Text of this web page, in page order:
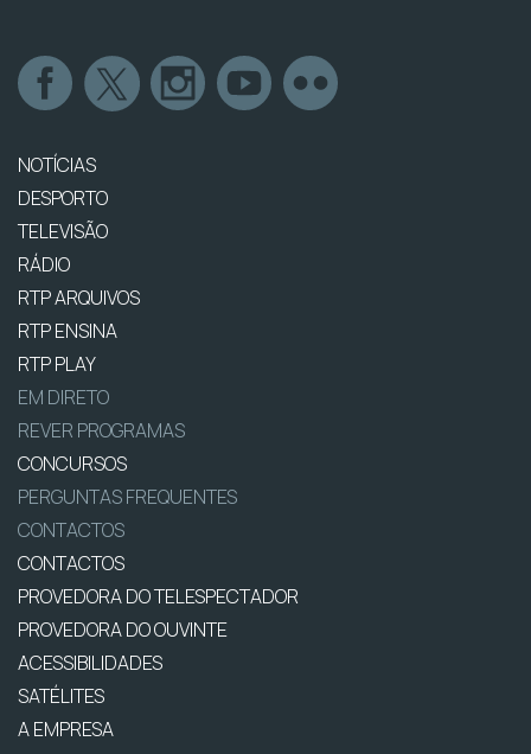
NOTÍCIAS
DESPORTO
TELEVISÃO
RÁDIO
RTP ARQUIVOS
RTP ENSINA
RTP PLAY
EM DIRETO
REVER PROGRAMAS
CONCURSOS
PERGUNTAS FREQUENTES
CONTACTOS
CONTACTOS
PROVEDORA DO TELESPECTADOR
PROVEDORA DO OUVINTE
ACESSIBILIDADES
SATÉLITES
A EMPRESA